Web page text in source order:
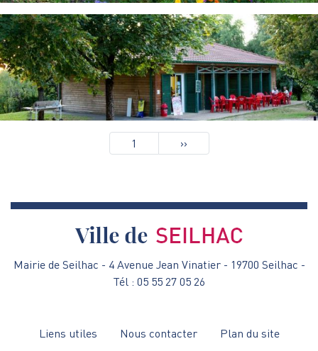
Image
1
Page
suivante
››
Mairie de Seilhac - 4 Avenue Jean Vinatier - 19700 Seilhac -
Tél : 05 55 27 05 26
Menu
Liens utiles Nous contacter Plan du site